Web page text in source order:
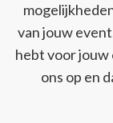
van jouw
hebt voor jouw
ons op en